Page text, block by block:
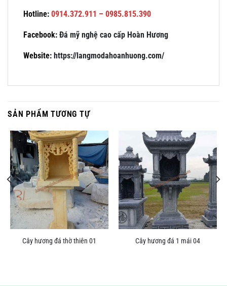
Hotline: 0914.372.911 – 0985.815.390
Facebook: Đá mỹ nghệ cao cấp Hoàn Hương
Website: https://langmodahoanhuong.com/
SẢN PHẨM TƯƠNG TỰ
Cây hương đá thờ thiên 01 Cây hương đá 1 mái 04